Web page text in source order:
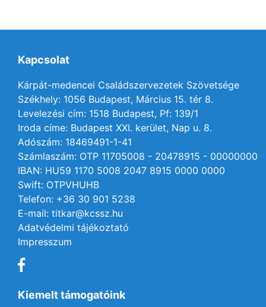
Kapcsolat
Kárpát-medencei Családszervezetek Szövetsége
Székhely: 1056 Budapest, Március 15. tér 8.
Levelezési cím: 1518 Budapest, Pf: 139/1
Iroda címe: Budapest XXI. kerület, Nap u. 8.
Adószám: 18469491-1-41
Számlaszám: OTP 11705008 - 20478915 - 00000000
IBAN: HU59 1170 5008 2047 8915 0000 0000
Swift: OTPVHUHB
Telefon: +36 30 901 5238
E-mail: titkar@kcssz.hu
Adatvédelmi tájékoztató
Impresszum
Kiemelt támogatóink